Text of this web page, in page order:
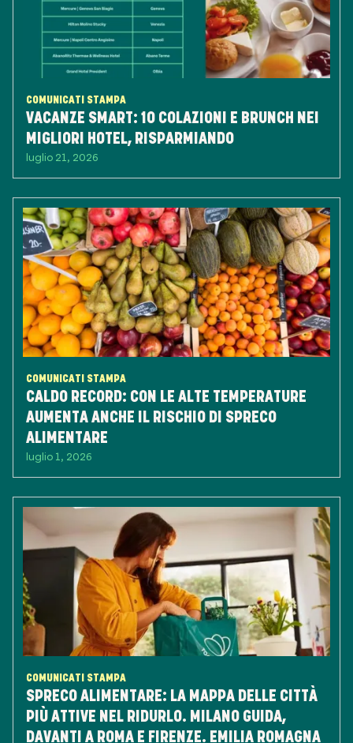
COMUNICATI STAMPA
VACANZE SMART: 10 COLAZIONI E BRUNCH NEI
MIGLIORI HOTEL, RISPARMIANDO
luglio 21, 2026
COMUNICATI STAMPA
CALDO RECORD: CON LE ALTE TEMPERATURE
AUMENTA ANCHE IL RISCHIO DI SPRECO
ALIMENTARE
luglio 1, 2026
COMUNICATI STAMPA
SPRECO ALIMENTARE: LA MAPPA DELLE CITTÀ
PIÙ ATTIVE NEL RIDURLO. MILANO GUIDA,
DAVANTI A ROMA E FIRENZE. EMILIA ROMAGNA